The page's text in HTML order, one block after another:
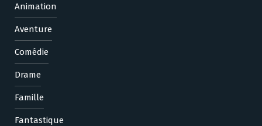
Animation
Aventure
Comédie
Drame
Famille
Fantastique